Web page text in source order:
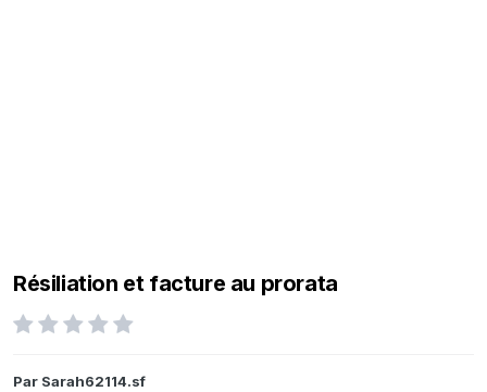
Résiliation et facture au prorata
Par Sarah62114.sf